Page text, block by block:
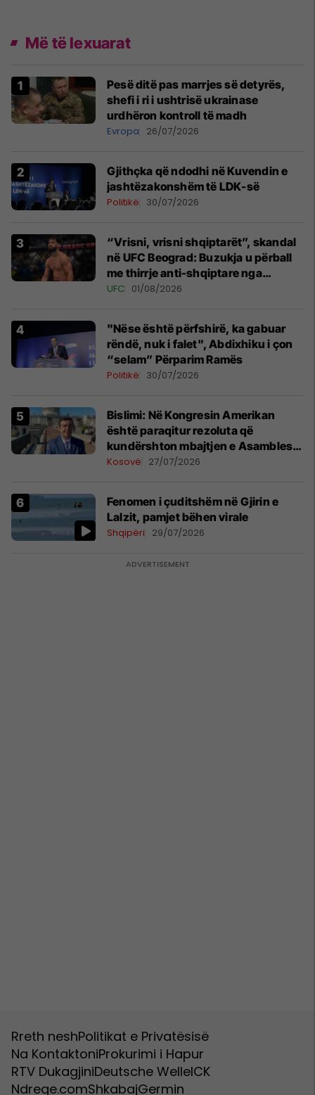
Më të lexuarat
Pesë ditë pas marrjes së detyrës,
shefi i ri i ushtrisë ukrainase
urdhëron kontroll të madh
Evropa 26/07/2026
Gjithçka që ndodhi në Kuvendin e
jashtëzakonshëm të LDK-së
Politikë 30/07/2026
“Vrisni, vrisni shqiptarët”, skandal
në UFC Beograd: Buzukja u përball
me thirrje anti-shqiptare nga
tribunat
UFC 01/08/2026
"Nëse është përfshirë, ka gabuar
rëndë, nuk i falet", Abdixhiku i çon
“selam” Përparim Ramës
Politikë 30/07/2026
Bislimi: Në Kongresin Amerikan
është paraqitur rezoluta që
kundërshton mbajtjen e Asamblesë
Parlamentare të OSBE-së në
Kosovë 27/07/2026
Fenomen i çuditshëm në Gjirin e
Lalzit, pamjet bëhen virale
Shqipëri 29/07/2026
Rreth neshPolitikat e Privatësisë
Na KontaktoniProkurimi i Hapur
RTV DukagjiniDeutsche WelleICK
Ndreqe.comShkabajGermin